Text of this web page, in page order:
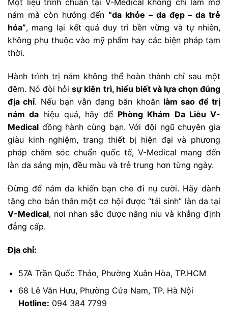
Một liệu trình chuẩn tại V-Medical không chỉ làm mờ
nám mà còn hướng đến“da khỏe – da đẹp – da trẻ
hóa”, mang lại kết quả duy trì bền vững và tự nhiên,
không phụ thuộc vào mỹ phẩm hay các biện pháp tạm
thời.
Hành trình trị nám không thể hoàn thành chỉ sau một
đêm. Nó đòi hỏisự kiên trì, hiểu biết và lựa chọn đúng
địa chỉ. Nếu bạn vẫn đang băn khoăn làm sao để trị
nám da hiệu quả, hãy để Phòng Khám Da Liễu V-
Medical đồng hành cùng bạn. Với đội ngũ chuyên gia
giàu kinh nghiệm, trang thiết bị hiện đại và phương
pháp chăm sóc chuẩn quốc tế, V-Medical mang đến
làn da sáng mịn, đều màu và trẻ trung hơn từng ngày.
Đừng để nám da khiến bạn che đi nụ cười. Hãy dành
tặng cho bản thân một cơ hội được “tái sinh” làn da tại
V-Medical, nơi nhan sắc được nâng niu và khẳng định
đẳng cấp.
Địa chỉ:
57A Trần Quốc Thảo, Phường Xuân Hòa, TP.HCM
68 Lê Văn Hưu, Phường Cửa Nam, TP. Hà Nội
Hotline: 094 384 7799